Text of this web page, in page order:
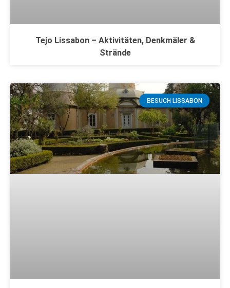
Tejo Lissabon – Aktivitäten, Denkmäler &
Strände
BESUCH LISSABON